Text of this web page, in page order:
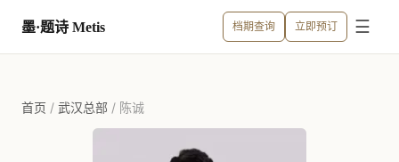
墨·题诗 Metis 档期查询 立即预订 ☰
首页 / 武汉总部 / 陈诚